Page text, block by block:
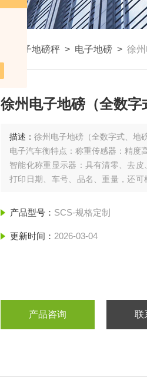
电子地磅秤 > 电子地磅 > 徐
徐州电子地磅（全数字
描述：徐州电子地磅（全数字式、地
电子汽车衡特点：称重传感器：精度
智能化称重显示器：具有清零、去皮
打印日期、车号、品名、重量，还可
产品型号： SCS-规格定制
更新时间： 2026-03-04
产品咨询 联